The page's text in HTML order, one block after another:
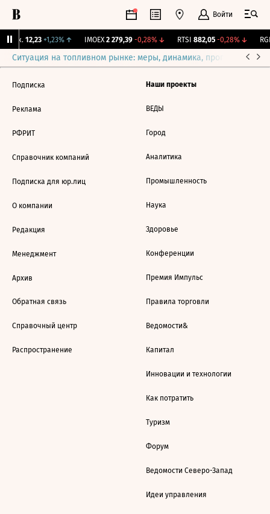
Войти
Бирж. 12,23 +1,23%↑ IMOEX 2 279,39 -0,28%↓ RTSI 882,05 -0,28%↓
Ситуация на топливном рынке: меры, динамика, прогнозы
Подписка
Реклама
РФРИТ
Справочник компаний
Подписка для юр.лиц
О компании
Редакция
Менеджмент
Архив
Обратная связь
Справочный центр
Распространение
Наши проекты
ВЕДЫ
Город
Аналитика
Промышленность
Наука
Здоровье
Конференции
Премия Импульс
Правила торговли
Ведомости&
Капитал
Инновации и технологии
Как потратить
Туризм
Форум
Ведомости Северо-Запад
Идеи управления